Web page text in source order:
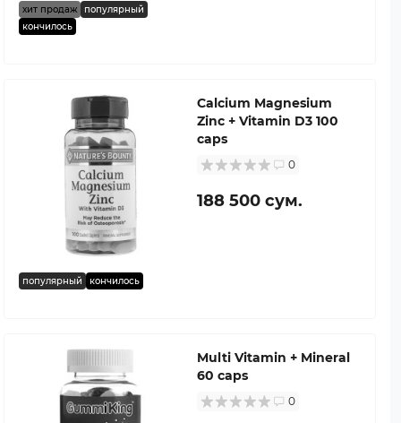
хит продаж
популярный
кончилось
популярный кончилось
Calcium Magnesium
Zinc + Vitamin D3 100
caps
0
188 500 сум.
Multi Vitamin + Mineral
60 caps
0